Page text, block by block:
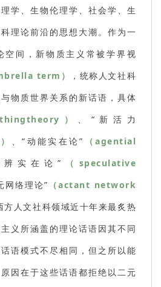
学、生物伦理学、社会学、生
理论前沿的思想大潮。作为一
空间，新物质主义常被学界视
term）
，统称人文社科
物质世界关系的新话语，具体
） 、“新活力
、“动能实在论” （agential
实在论” （speculative
网络理论” （actant network
方人文社科领域近十年来最炙热
义所涵盖的理论话语因其不同
语模式不尽相同，但之所以能
因在于这些话语都拒绝以二元